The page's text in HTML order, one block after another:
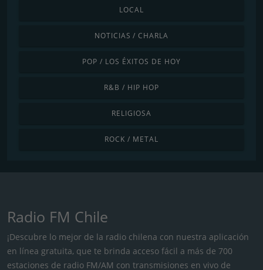
LOCAL
NOTICIAS / CHARLA
POP / LOS ÉXITOS DE HOY
R&B / HIP HOP
RELIGIOSA
ROCK / METAL
Radio FM Chile
¡Descubre lo mejor de la radio chilena con nuestra aplicación
en línea gratuita, que te brinda acceso fácil a más de 700
estaciones de radio FM/AM con transmisiones en vivo de